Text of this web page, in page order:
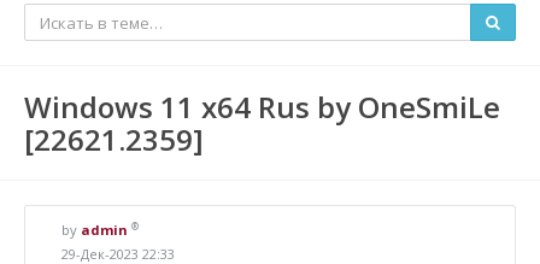
Windows 11 x64 Rus by OneSmiLe
[22621.2359]
by admin ®
29-Дек-2023 22:33